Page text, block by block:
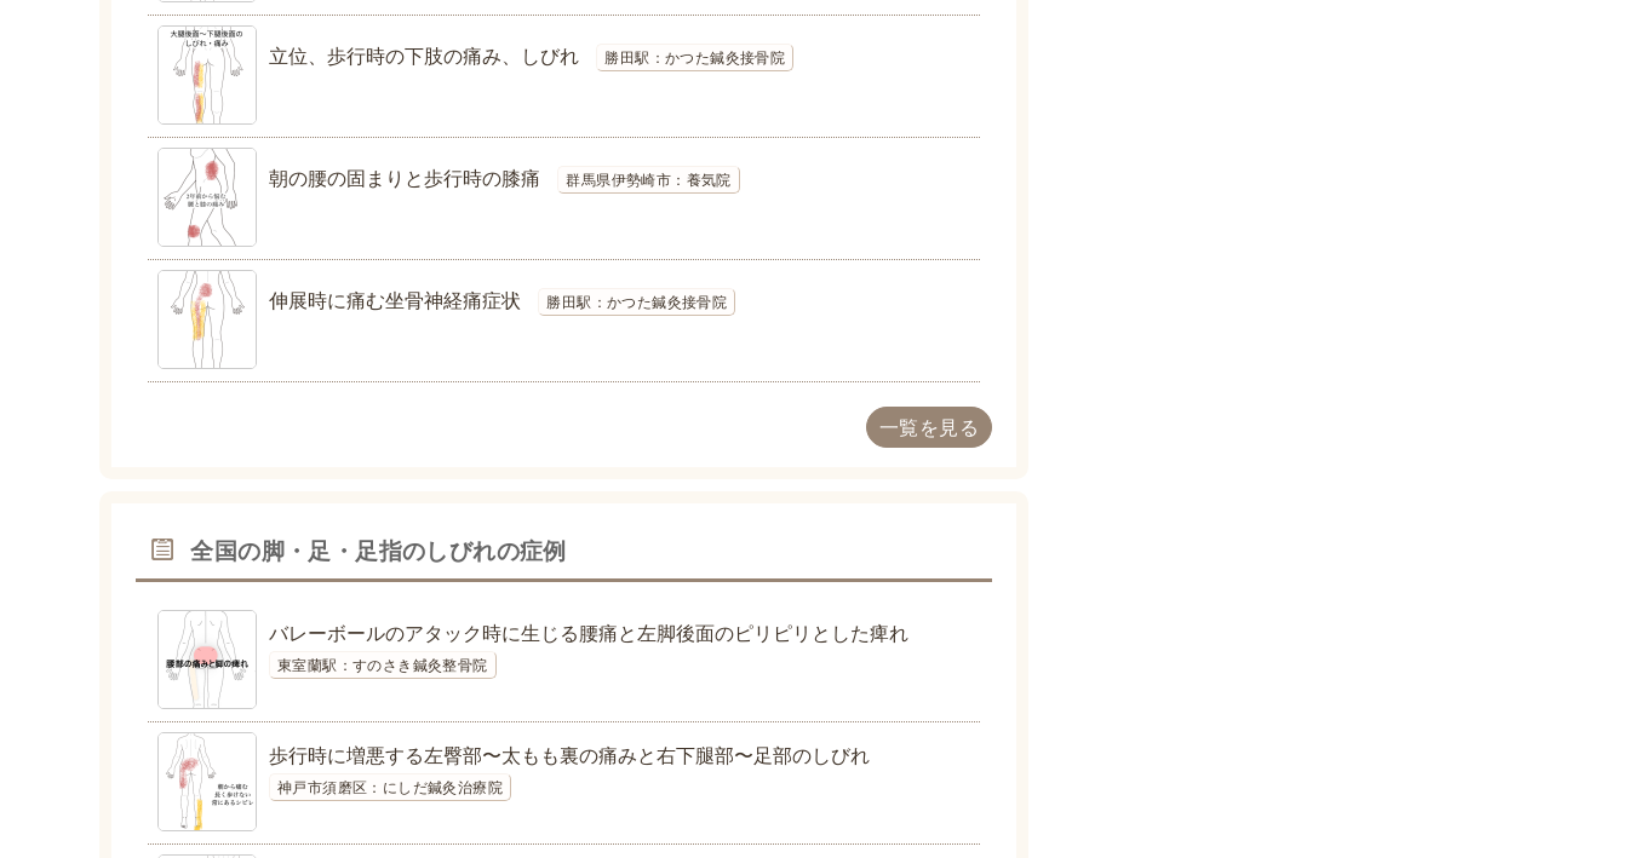
立位、歩行時の下肢の痛み、しびれ 勝田駅：かつた鍼灸接骨院
朝の腰の固まりと歩行時の膝痛 群馬県伊勢崎市：養気院
伸展時に痛む坐骨神経痛症状 勝田駅：かつた鍼灸接骨院
一覧を見る
全国の脚・足・足指のしびれの症例
バレーボールのアタック時に生じる腰痛と左脚後面のピリピリとした痺れ
東室蘭駅：すのさき鍼灸整骨院
歩行時に増悪する左臀部〜太もも裏の痛みと右下腿部〜足部のしびれ
神戸市須磨区：にしだ鍼灸治療院